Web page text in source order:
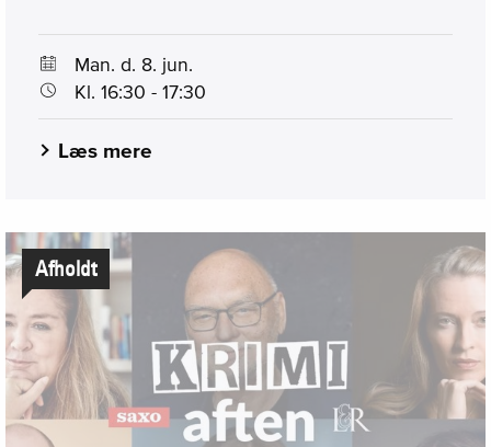
Man. d. 8. jun.
Kl. 16:30 - 17:30
Læs mere
Afholdt